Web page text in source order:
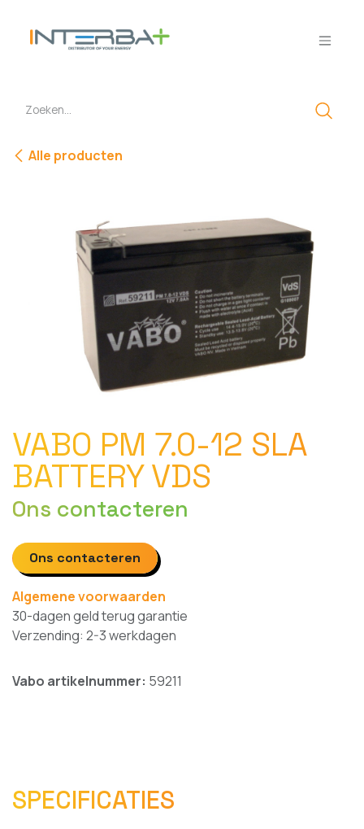
Alle producten
VABO PM 7.0-12 SLA
BATTERY VDS
Ons contacteren
Ons contacteren
Algemene voorwaarden
30-dagen geld terug garantie
Verzending: 2-3 werkdagen
Vabo artikelnummer: 59211
SPECIFICATIES